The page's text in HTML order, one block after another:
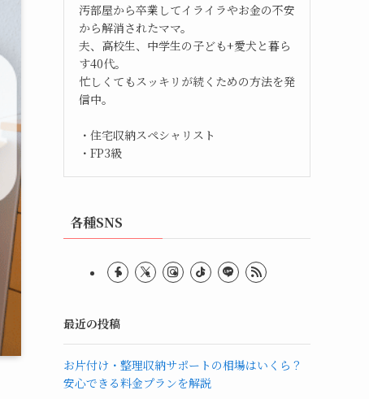
汚部屋から卒業してイライラやお金の不安
から解消されたママ。
夫、高校生、中学生の子ども+愛犬と暮ら
す40代。
忙しくてもスッキリが続くための方法を発
信中。
・住宅収納スペシャリスト
・FP3級
各種SNS
最近の投稿
お片付け・整理収納サポートの相場はいくら？
安心できる料金プランを解説